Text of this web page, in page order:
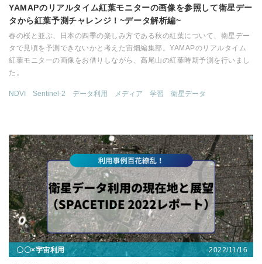
YAMAPのリアルタイム紅葉モニターの画像を参照して衛星デー
タから紅葉予測チャレンジ！~データ解析編~
春の桜と並ぶ、日本の四季の楽しみ方である秋の紅葉について、衛星デー
タで見頃を予測できないかと考えた宙畑編集部。YAMAPのリアルタイム
紅葉モニターの画像をお借りしながら、高尾山の紅葉時期予測を行いまし
た。
NDVI Sentinel-2 データ利用 メディア 学習 衛星データ
〇〇×宇宙利用 2022/11/16